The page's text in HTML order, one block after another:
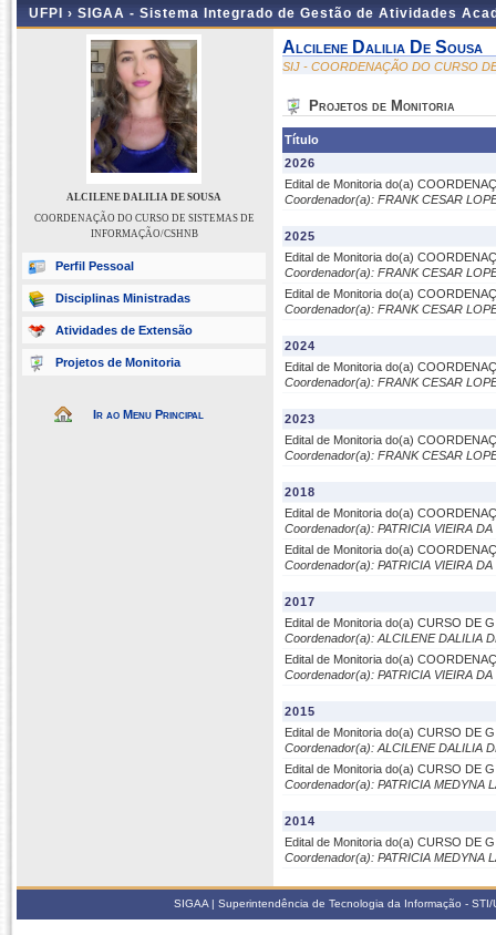
UFPI › SIGAA - Sistema Integrado de Gestão de Atividades
ALCILENE DALILIA DE SOUSA
COORDENAÇÃO DO CURSO DE SISTEMAS DE
INFORMAÇÃO/CSHNB
Perfil Pessoal
Disciplinas Ministradas
Atividades de Extensão
Projetos de Monitoria
Ir ao Menu Principal
Alcilene Dalilia De Sousa
SIJ - COORDENAÇÃO DO CURSO
Projetos de Monitoria
Título
2026
Edital de Monitoria do(a)
Coordenador(a): FRANK CESAR
2025
Edital de Monitoria do(a)
Coordenador(a): FRANK CESAR
Edital de Monitoria do(a)
Coordenador(a): FRANK CESAR
2024
Edital de Monitoria do(a)
Coordenador(a): FRANK CESAR
2023
Edital de Monitoria do(a)
Coordenador(a): FRANK CESAR
2018
Edital de Monitoria do(a)
Coordenador(a): PATRICIA VIEIRA DA
Edital de Monitoria do(a)
Coordenador(a): PATRICIA VIEIRA DA
2017
Edital de Monitoria do(a) CURSO DE
Coordenador(a): ALCILENE DALILIA
Edital de Monitoria do(a)
Coordenador(a): PATRICIA VIEIRA DA
2015
Edital de Monitoria do(a) CURSO DE
Coordenador(a): ALCILENE DALILIA
Edital de Monitoria do(a) CURSO DE
Coordenador(a): PATRICIA MEDYNA
2014
Edital de Monitoria do(a) CURSO DE
Coordenador(a): PATRICIA MEDYNA
SIGAA | Superintendência de Tecnologia da Informação -